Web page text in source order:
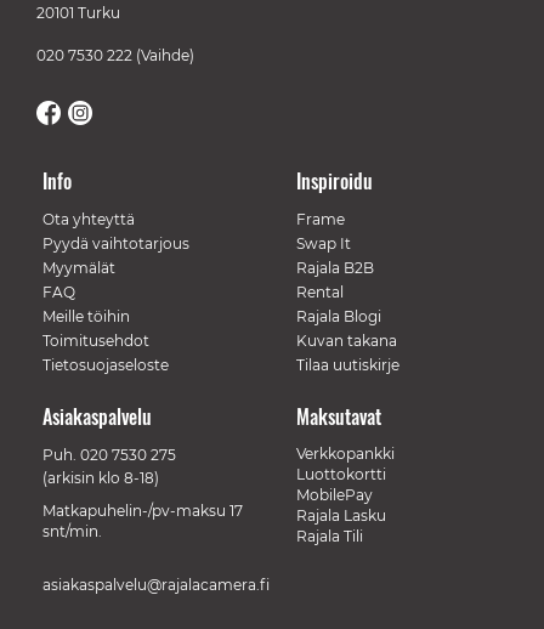
20101 Turku
020 7530 222 (Vaihde)
Info
Ota yhteyttä
Pyydä vaihtotarjous
Myymälät
FAQ
Meille töihin
Toimitusehdot
Tietosuojaseloste
Inspiroidu
Frame
Swap It
Rajala B2B
Rental
Rajala Blogi
Kuvan takana
Tilaa uutiskirje
Maksutavat
Verkkopankki
Luottokortti
MobilePay
Rajala Lasku
Rajala Tili
Asiakaspalvelu
Puh. 020 7530 275
(arkisin klo 8-18)
Matkapuhelin-/pv-maksu 17
snt/min.
asiakaspalvelu@rajalacamera.fi